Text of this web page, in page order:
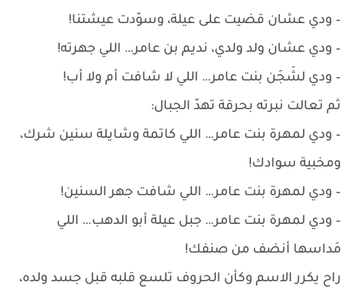
– ودي عشان قضيت على عيلة، وسوّدت عيشتنا!
– ودي عشان ولد ولدي، نديم بن عامر… اللي جهرته!
– ودي لشَجَن بنت عامر… اللي لا شافت أم ولا أب!
ثم تعالت نبرته بحرقة تهدّ الجبال:
– ودي لمهرة بنت عامر… اللي كاتمة وشايلة سنين شرك،
ومخبية سوادك!
– ودي لمهرة بنت عامر… اللي شافت جهر السنين!
– ودي لمهرة بنت عامر… جبل عيلة أبو الدهب… اللي
مَداسها أنضف من صنفك!
راح يكرر الاسم وكأن الحروف تلسع قلبه قبل جسد ولده،